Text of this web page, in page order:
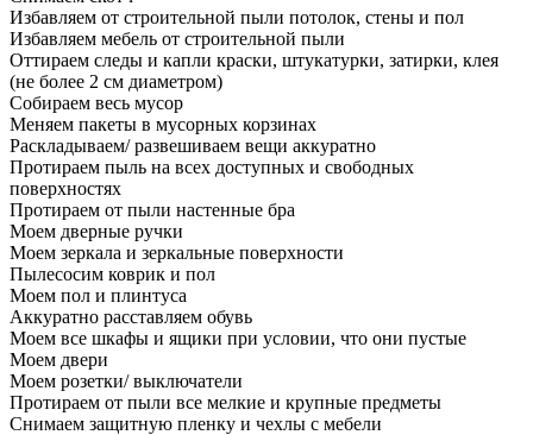
Избавляем от строительной пыли потолок, стены и пол
Избавляем мебель от строительной пыли
Оттираем следы и капли краски, штукатурки, затирки, клея
(не более 2 см диаметром)
Собираем весь мусор
Меняем пакеты в мусорных корзинах
Раскладываем/ развешиваем вещи аккуратно
Протираем пыль на всех доступных и свободных
поверхностях
Протираем от пыли настенные бра
Моем дверные ручки
Моем зеркала и зеркальные поверхности
Пылесосим коврик и пол
Моем пол и плинтуса
Аккуратно расставляем обувь
Моем все шкафы и ящики при условии, что они пустые
Моем двери
Моем розетки/ выключатели
Протираем от пыли все мелкие и крупные предметы
Снимаем защитную пленку и чехлы с мебели